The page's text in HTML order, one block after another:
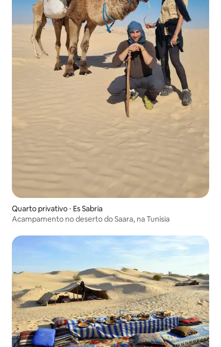
Quarto privativo ⋅ Es Sabria
Acampamento no deserto do Saara, na Tunísia